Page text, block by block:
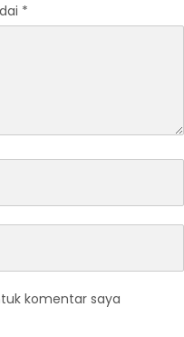
*
komentar saya